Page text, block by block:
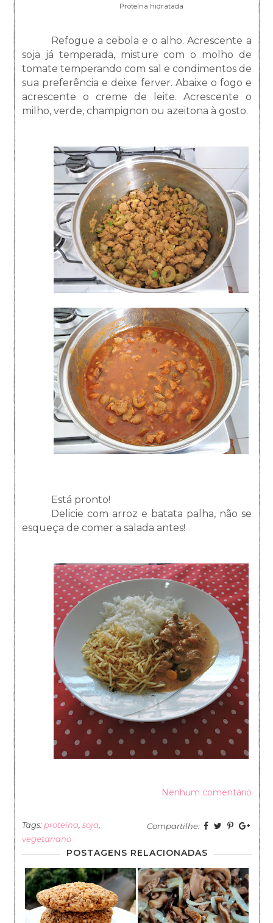
Proteína hidratada
Refogue a cebola e o alho. Acrescente a
soja já temperada, misture com o molho de
tomate temperando com sal e condimentos de
sua preferência e deixe ferver. Abaixe o fogo e
acrescente o creme de leite. Acrescente o
milho, verde, champignon ou azeitona à gosto.
Está pronto!
Delicie com arroz e batata palha, não se
esqueça de comer a salada antes!
Nenhum comentário
Tags: proteína ,soja
vegetariano
Compartilhe:
POSTAGENS RELACIONADAS